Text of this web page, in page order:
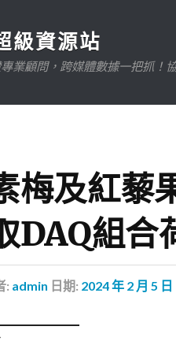
級資源站
業顧問，跨媒體數據一把抓！
梅及紅藜
DAQ組合
: admin 日期: 2024 年 2 月 5 日